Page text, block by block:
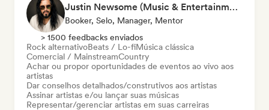
Justin Newsome (Music & Entertainment Executive | A&R, Artist Development & Partnerships | Applied AI & Systems Strategy)
Booker, Selo, Manager, Mentor
> 1500 feedbacks enviados
Rock alternativoBeats / Lo-fiMúsica clássica
Comercial / MainstreamCountry
Achar ou propor oportunidades de eventos ao vivo aos
artistas
Dar conselhos detalhados/construtivos aos artistas
Assinar artistas e/ou lançar suas músicas
Representar/gerenciar artistas em suas carreiras